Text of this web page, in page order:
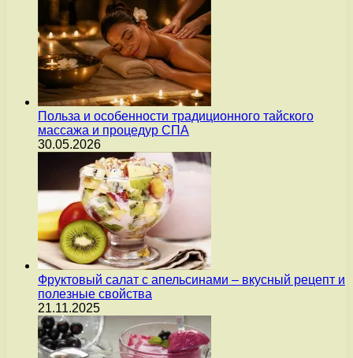
Польза и особенности традиционного тайского
массажа и процедур СПА
30.05.2026
Фруктовый салат с апельсинами – вкусный рецепт и
полезные свойства
21.11.2025